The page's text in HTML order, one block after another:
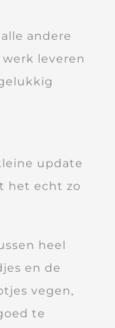
andere
leveren
update
het echt zo
heel
en de
vegen,
te